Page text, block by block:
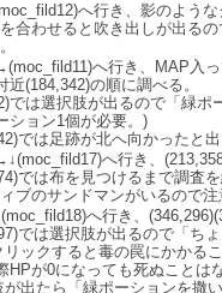
へ行き、影のよう
合わせると吹き出しが出る
へ行き、MAP入
近(184,342)の順に調べる。
では選択肢が出るので「緑
ョン1個が必要。)
では足跡が北へ向かったと
へ行き、
では布を見つけるまで調査を
ブのサンドマンがいるので注
へ行き、
では選択肢が出るので「ち
ックすると毒の罠にかかるこ
が0になっても死ぬことは
出たら「緑ポーションを撒い